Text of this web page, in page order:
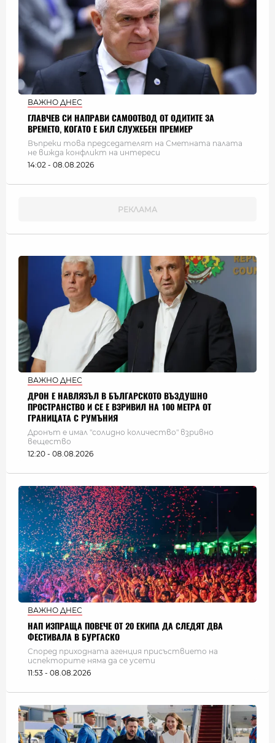
ВАЖНО ДНЕС
ГЛАВЧЕВ СИ НАПРАВИ САМООТВОД ОТ ОДИТИТЕ ЗА
ВРЕМЕТО, КОГАТО Е БИЛ СЛУЖЕБЕН ПРЕМИЕР
Въпреки това председателят на Сметната палата
не вижда конфликт на интереси
14:02 - 08.08.2026
ВАЖНО ДНЕС
ДРОН Е НАВЛЯЗЪЛ В БЪЛГАРСКОТО ВЪЗДУШНО
ПРОСТРАНСТВО И СЕ Е ВЗРИВИЛ НА 100 МЕТРА ОТ
ГРАНИЦАТА С РУМЪНИЯ
Дронът е имал "солидно количество" взривно
вещество
12:20 - 08.08.2026
ВАЖНО ДНЕС
НАП ИЗПРАЩА ПОВЕЧЕ ОТ 20 ЕКИПА ДА СЛЕДЯТ ДВА
ФЕСТИВАЛА В БУРГАСКО
Според приходната агенция присъствието на
испекторите няма да се усети
11:53 - 08.08.2026